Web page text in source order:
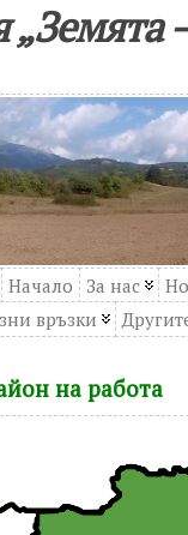
Начало За нас
връзки
на работа